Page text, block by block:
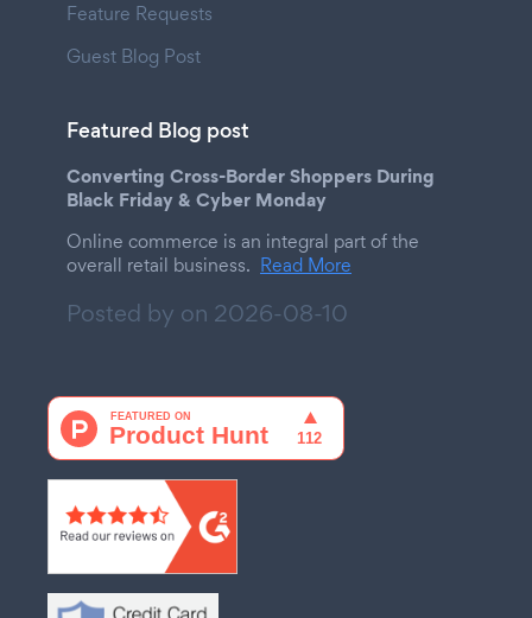
Feature Requests
Guest Blog Post
Featured Blog post
Converting Cross-Border Shoppers During
Black Friday & Cyber Monday
Online commerce is an integral part of the
overall retail business. Read More
Posted by on 2026-08-10